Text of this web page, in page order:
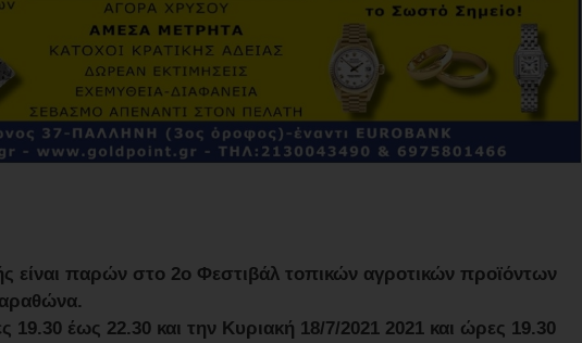
είναι παρών στο 2ο Φεστιβάλ τοπικών αγροτικών προϊόντων
19.30 έως 22.30 και την Κυριακή 18/7/2021 2021 και ώρες 19.30